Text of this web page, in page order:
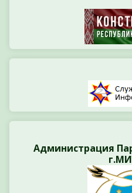
Администрация